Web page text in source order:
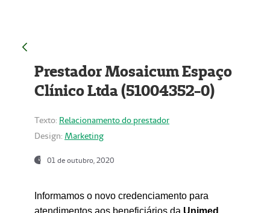
Prestador Mosaicum Espaço
Clínico Ltda (51004352-0)
Texto: Relacionamento do prestador
Design: Marketing
01 de outubro, 2020
Informamos o novo credenciamento para
atendimentos aos beneficiários da Unimed